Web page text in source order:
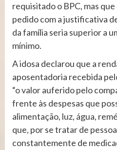
requisitado o BPC, mas
pedido com a justificativa
da família seria superior a
mínimo.
A idosa declarou que a
aposentadoria recebida
“o valor auferido pelo
frente às despesas que
alimentação, luz, água,
que, por se tratar de
constantemente de